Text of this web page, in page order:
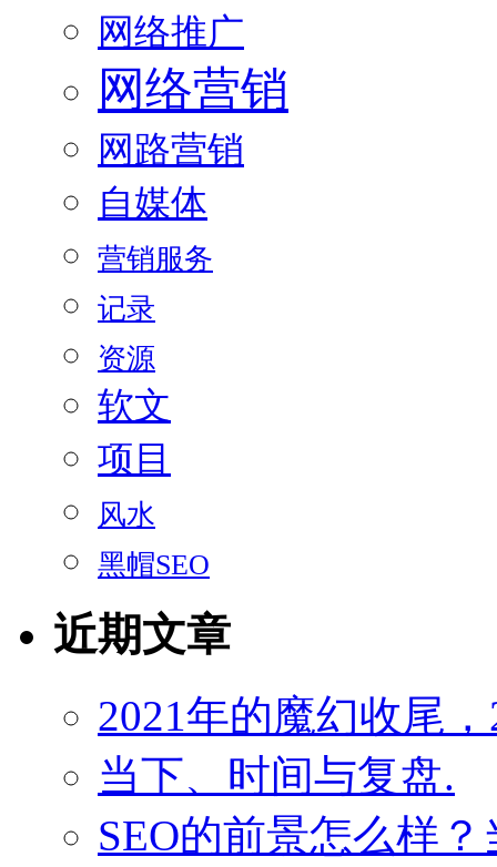
网络推广
网络营销
网路营销
自媒体
营销服务
记录
资源
软文
项目
风水
黑帽SEO
近期文章
2021年的魔幻收尾
当下、时间与复盘.
SEO的前景怎么样